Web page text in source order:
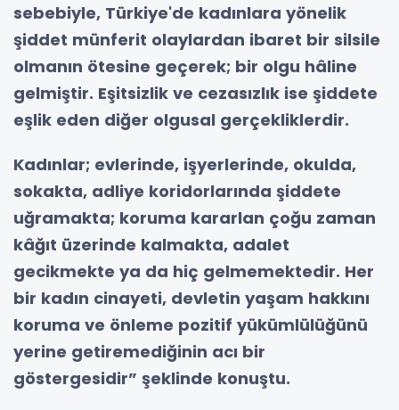
sebebiyle, Türkiye'de kadınlara yönelik
şiddet münferit olaylardan ibaret bir silsile
olmanın ötesine geçerek; bir olgu hâline
gelmiştir. Eşitsizlik ve cezasızlık ise şiddete
eşlik eden diğer olgusal gerçekliklerdir.
Kadınlar; evlerinde, işyerlerinde, okulda,
sokakta, adliye koridorlarında şiddete
uğramakta; koruma kararlan çoğu zaman
kâğıt üzerinde kalmakta, adalet
gecikmekte ya da hiç gelmemektedir. Her
bir kadın cinayeti, devletin yaşam hakkını
koruma ve önleme pozitif yükümlülüğünü
yerine getiremediğinin acı bir
göstergesidir” şeklinde konuştu.